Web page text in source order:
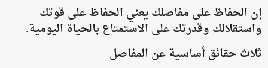
إن الحفاظ على مفاصلك يعني الحفاظ على قوتك
واستقلالك وقدرتك على الاستمتاع بالحياة اليومية.
ثلاث حقائق أساسية عن المفاصل